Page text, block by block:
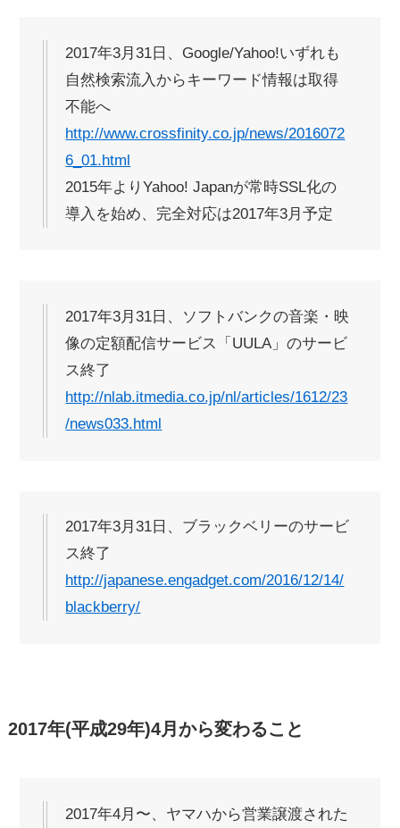
2017年3月31日、Google/Yahoo!いずれも
自然検索流入からキーワード情報は取得
不能へ
http://www.crossfinity.co.jp/news/2016072
6_01.html
2015年よりYahoo! Japanが常時SSL化の
導入を始め、完全対応は2017年3月予定
2017年3月31日、ソフトバンクの音楽・映
像の定額配信サービス「UULA」のサービ
ス終了
http://nlab.itmedia.co.jp/nl/articles/1612/23
/news033.html
2017年3月31日、ブラックベリーのサービ
ス終了
http://japanese.engadget.com/2016/12/14/
blackberry/
2017年(平成29年)4月から変わること
2017年4月〜、ヤマハから営業譲渡された